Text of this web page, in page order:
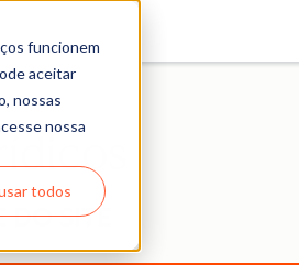
funcionem
aceitar
nossas
nossa
todos
SITE